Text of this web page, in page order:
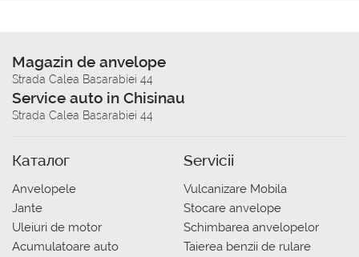
Magazin de anvelope
Strada Calea Basarabiei 44
Service auto in Chisinau
Strada Calea Basarabiei 44
Каталог
Anvelopele
Jante
Uleiuri de motor
Acumulatoare auto
Servicii
Vulcanizare Mobila
Stocare anvelope
Schimbarea anvelopelor
Taierea benzii de rulare